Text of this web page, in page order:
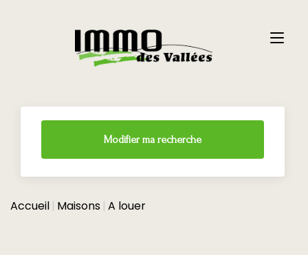
Modifier ma recherche
Accueil Maisons A louer